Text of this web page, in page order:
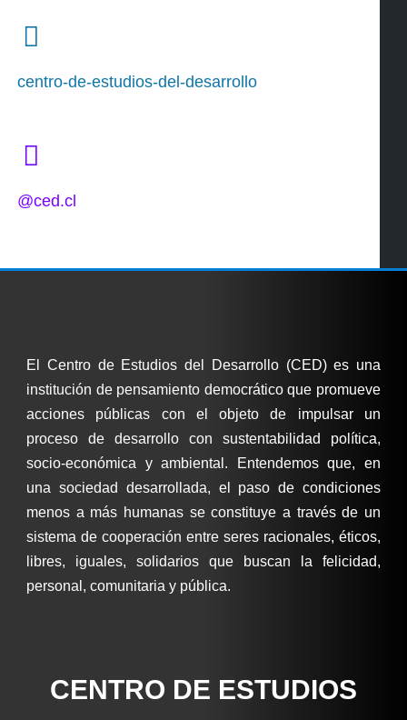
centro-de-estudios-del-desarrollo
@ced.cl
El Centro de Estudios del Desarrollo (CED) es una
institución de pensamiento democrático que promueve
acciones públicas con el objeto de impulsar un
proceso de desarrollo con sustentabilidad política,
socio-económica y ambiental. Entendemos que, en
una sociedad desarrollada, el paso de condiciones
menos a más humanas se constituye a través de un
sistema de cooperación entre seres racionales, éticos,
libres, iguales, solidarios que buscan la felicidad,
personal, comunitaria y pública.
CENTRO DE ESTUDIOS